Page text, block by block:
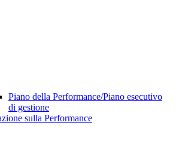
Piano della Performance/Piano esecutivo
di gestione
sulla Performance